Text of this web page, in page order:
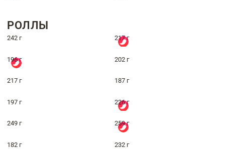
РОЛЛЫ
242 г 217 г
196 г 202 г
217 г 187 г
197 г 226 г
249 г 259 г
182 г 232 г